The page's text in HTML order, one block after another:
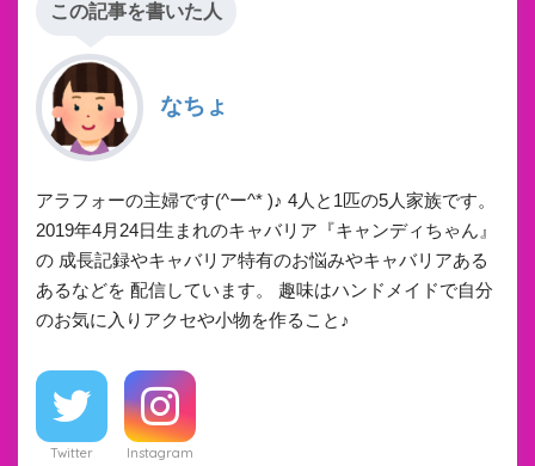
この記事を書いた人
なちょ
アラフォーの主婦です(^ー^* )♪ 4人と1匹の5人家族です。
2019年4月24日生まれのキャバリア『キャンディちゃん』
の 成長記録やキャバリア特有のお悩みやキャバリアある
あるなどを 配信しています。 趣味はハンドメイドで自分
のお気に入りアクセや小物を作ること♪
Twitter Instagram